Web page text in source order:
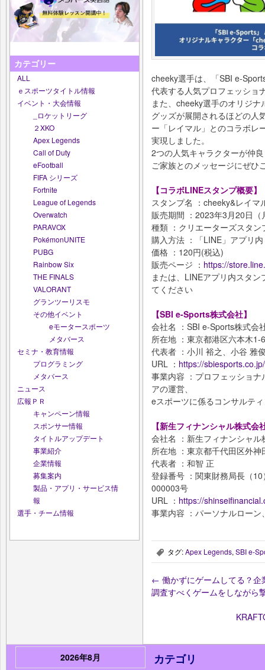
カテゴリー
ALL
ｅスポーツタイトル情報
イベント・大会情報
_ロケットリーグ
２XKO
Apex Legends
Call of Duty
eFootball
FIFA シリーズ
Fortnite
League of Legends
Overwatch
PARAVOX
PokémonUNITE
PUBG
Rainbow Six
THE FINALS
VALORANT
グランツーリスモ
その他イベント
eモータースポーツ
メタバース
セミナ・教育情報
プログラミング
メタバース
ニュース
広報ＰＲ
キャンペーン情報
スポンサー情報
タイトルアップデート
事業紹介
企業情報
募集案内
製品・アプリ・サービス情
報
選手・チーム情報
cheeky選手は、「SBI e-
代表する人気プロフェッショ
また、cheeky選手のオリジ
グッズが展開されるほどの人
ー「レイマル」とのコラボレ
実現しました。
2つの人気キャラクターが仲
ご家族とのメッセージにぜひ
【コラボLINEスタンプ概要】
スタンプ名 ：cheeky&レイマ
販売期間 ：2023年3月20日（
種類 ：クリエーターズスタン
購入方法 ：「LINE」アプリ
価格 ：120円(税込)
販売ページ ： https://
または、LINEアプリ内スタ
てください
【SBI e-Sports株式会社】
会社名 ：SBI e-Sports株式会
所在地 ：東京都港区六本木
代表者 ：小川 裕之、小谷 雅
URL ： https://sbiesports.co.jp/
事業内容 ：プロフェッショ
アの運営、
eスポーツに係るコンサルテ
【新生フィナンシャル株式会
会社名 ：新生フィナンシャル
所在地 ：東京都千代田区外
代表者 ：和智 正
登録番号 ：関東財務局長（
000003号
URL ： https://
事業内容 ：パーソナルロー
, タグ:Apex Legends, SBI e-
← 働かずにゲームしてる？
調査すべくゲームをしながら
2026年8月
カテゴリ